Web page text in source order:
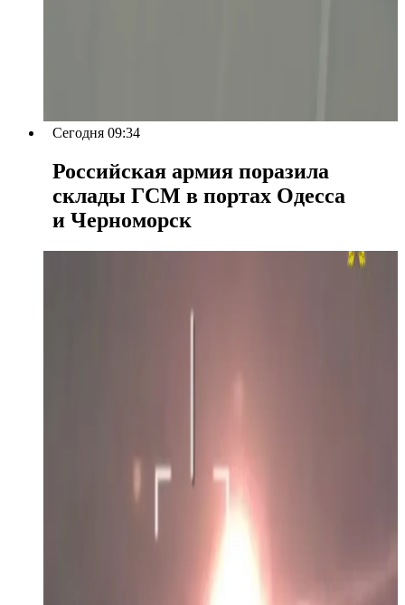
Сегодня 09:34
Российская армия поразила
склады ГСМ в портах Одесса
и Черноморск